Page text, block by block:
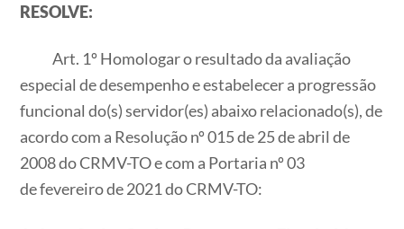
RESOLVE:
Art. 1º Homologar o resultado da avaliação
especial de desempenho e estabelecer a progressão
funcional do(s) servidor(es) abaixo relacionado(s), de
acordo com a Resolução nº 015 de 25 de abril de
2008 do CRMV-TO e com a Portaria nº 03
de fevereiro de 2021 do CRMV-TO: